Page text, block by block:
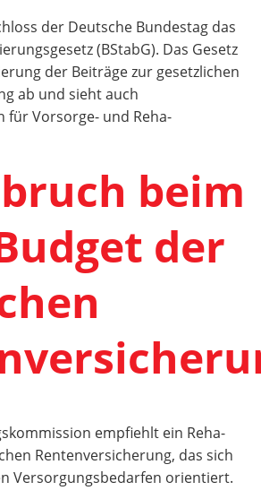
der Deutsche Bundestag das
(BStabG). Das Gesetz
der Beiträge zur gesetzlichen
ab und sieht auch
für Vorsorge- und Reha-
beim
der
empfiehlt ein Reha-
Rentenversicherung, das sich
Versorgungsbedarfen orientiert.